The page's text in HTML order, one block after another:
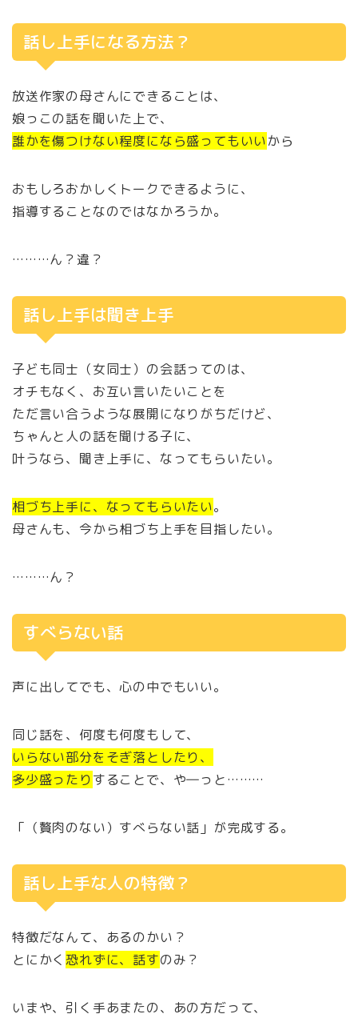
話し上手になる方法？
放送作家の母さんにできることは、
娘っこの話を聞いた上で、
誰かを傷つけない程度になら盛ってもいいから
おもしろおかしくトークできるように、
指導することなのではなかろうか。
………ん？違？
話し上手は聞き上手
子ども同士（女同士）の会話ってのは、
オチもなく、お互い言いたいことを
ただ言い合うような展開になりがちだけど、
ちゃんと人の話を聞ける子に、
叶うなら、聞き上手に、なってもらいたい。
相づち上手に、なってもらいたい。
母さんも、今から相づち上手を目指したい。
………ん？
すべらない話
声に出してでも、心の中でもいい。
同じ話を、何度も何度もして、
いらない部分をそぎ落としたり、
多少盛ったりすることで、や―っと………
「（贅肉のない）すべらない話」が完成する。
話し上手な人の特徴？
特徴だなんて、あるのかい？
とにかく 恐れずに、話すのみ？
いまや、引く手あまたの、あの方だって、